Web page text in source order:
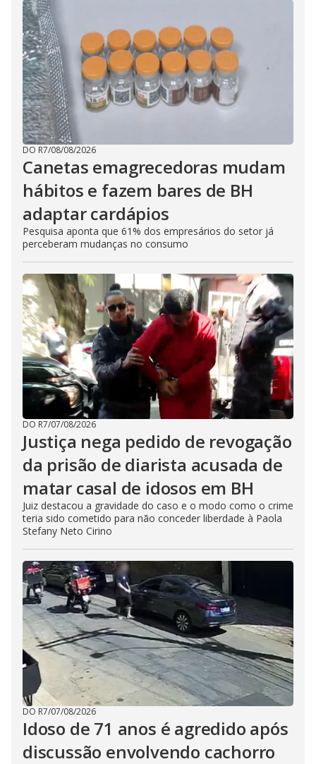
DO R7/08/08/2026
Canetas emagrecedoras mudam
hábitos e fazem bares de BH
adaptar cardápios
Pesquisa aponta que 61% dos empresários do setor já
perceberam mudanças no consumo
DO R7/07/08/2026
Justiça nega pedido de revogação
da prisão de diarista acusada de
matar casal de idosos em BH
Juiz destacou a gravidade do caso e o modo como o crime
teria sido cometido para não conceder liberdade à Paola
Stefany Neto Cirino
DO R7/07/08/2026
Idoso de 71 anos é agredido após
discussão envolvendo cachorro